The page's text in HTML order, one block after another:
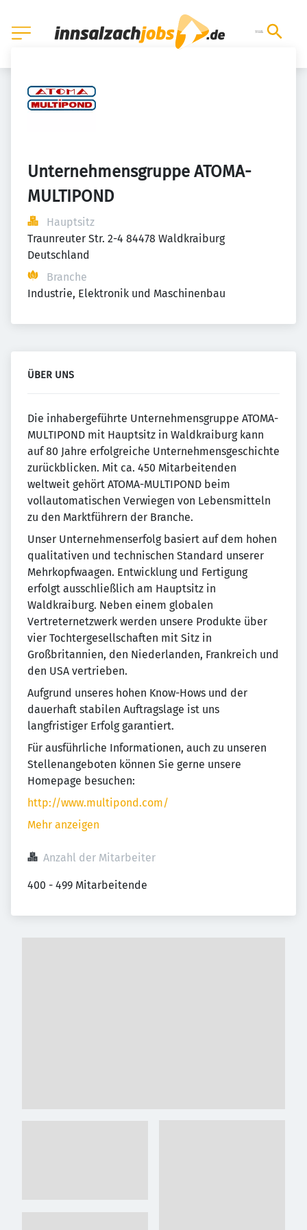
Unternehmensgruppe ATOMA-
MULTIPOND
Hauptsitz
Traunreuter Str. 2-4 84478 Waldkraiburg
Deutschland
Branche
Industrie, Elektronik und Maschinenbau
ÜBER UNS
Die inhabergeführte Unternehmensgruppe ATOMA-
MULTIPOND mit Hauptsitz in Waldkraiburg kann
auf 80 Jahre erfolgreiche Unternehmensgeschichte
zurückblicken. Mit ca. 450 Mitarbeitenden
weltweit gehört ATOMA-MULTIPOND beim
vollautomatischen Verwiegen von Lebensmitteln
zu den Marktführern der Branche.
Unser Unternehmenserfolg basiert auf dem hohen
qualitativen und technischen Standard unserer
Mehrkopfwaagen. Entwicklung und Fertigung
erfolgt ausschließlich am Hauptsitz in
Waldkraiburg. Neben einem globalen
Vertreternetzwerk werden unsere Produkte über
vier Tochtergesellschaften mit Sitz in
Großbritannien, den Niederlanden, Frankreich und
den USA vertrieben.
Aufgrund unseres hohen Know-Hows und der
dauerhaft stabilen Auftragslage ist uns
langfristiger Erfolg garantiert.
Für ausführliche Informationen, auch zu unseren
Stellenangeboten können Sie gerne unsere
Homepage besuchen:
http://www.multipond.com/
Mehr anzeigen
Anzahl der Mitarbeiter
400 - 499 Mitarbeitende